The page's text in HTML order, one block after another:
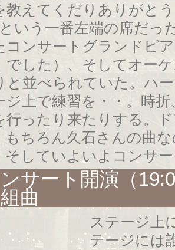
教えてくだりありがと
いう一番左端の席だっ
コンサートグランドピ
でした）、そしてオー
と並べられていた。ハ
ジ上で練習を・・。時
行ったり来たりする。
もちろん久石さんの曲
そしていよいよコンサ
サート開演（
曲
ステージ上
テージには